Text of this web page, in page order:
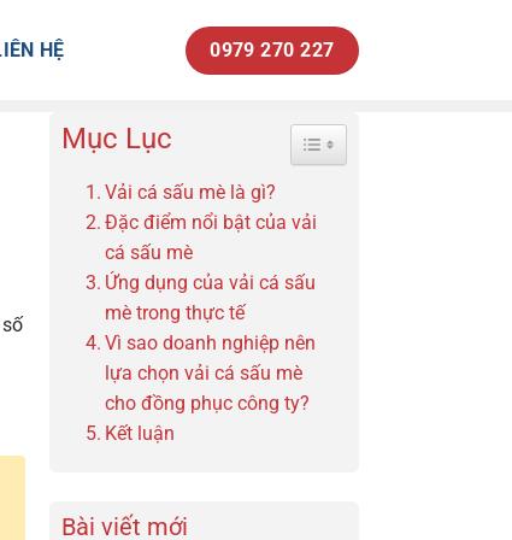
HỆ 0979 270 227
Mục Lục Toggle Table of Content
Vải cá sấu mè là gì?
Đặc điểm nổi bật của vải
cá sấu mè
Ứng dụng của vải cá sấu
mè trong thực tế
Vì sao doanh nghiệp nên
lựa chọn vải cá sấu mè
cho đồng phục công ty?
Kết luận
Bài viết mới